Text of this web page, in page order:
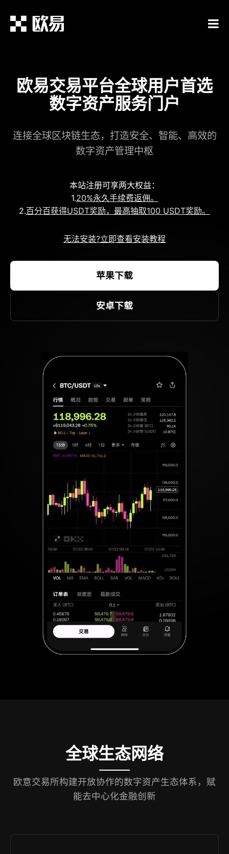
欧易交易平台全球用户首选
数字资产服务门户
连接全球区块链生态，打造安全、智能、高效的
数字资产管理中枢
本站注册可享两大权益：
1.20%永久手续费返佣。
2.百分百获得USDT奖励，最高抽取100 USDT奖励。
无法安装?立即查看安装教程
苹果下载
安卓下载
全球生态网络
欧意交易所构建开放协作的数字资产生态体系，赋
能去中心化金融创新